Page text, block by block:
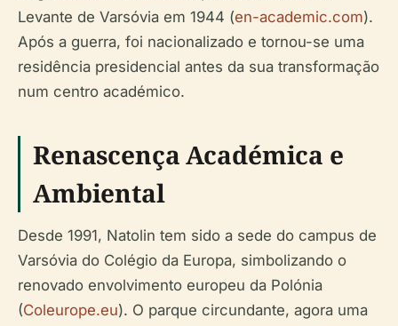
Levante de Varsóvia em 1944 (en-academic.com).
Após a guerra, foi nacionalizado e tornou-se uma
residência presidencial antes da sua transformação
num centro académico.
Renascença Académica e
Ambiental
Desde 1991, Natolin tem sido a sede do campus de
Varsóvia do Colégio da Europa, simbolizando o
renovado envolvimento europeu da Polónia
(Coleurope.eu). O parque circundante, agora uma